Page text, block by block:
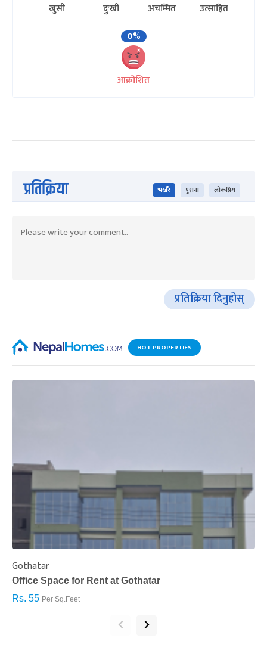
खुसी दुःखी अचम्मित
उत्साहित
0%
आक्रोशित
प्रतिक्रिया भर्खरै पुराना लोकप्रिय
प्रतिक्रिया दिनुहोस्
HOT PROPERTIES
Gothatar
Office Space for Rent at Gothatar
Rs. 55 Per Sq.Feet
‹ ›